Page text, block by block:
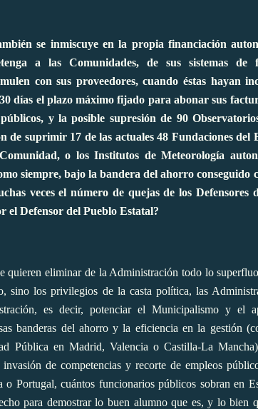
se inmiscuye en la propia financiación
a las Comunidades, de sus sistemas de
con sus proveedores, cuando éstas hayan
días el plazo máximo fijado para abonar sus
y la posible supresión de 90
de suprimir 17 de las actuales 48 Fundaciones del
o los Institutos de Meteorología
siempre, bajo la bandera del ahorro conseguido
veces el número de quejas de los Defensores
el Defensor del Pueblo Estatal?
quieren eliminar de la Administración todo lo
sino los privilegios de la casta política, las
es decir, potenciar el Municipalismo y el
banderas del ahorro y la eficiencia en la gestión
Pública en Madrid, Valencia o Castilla-La
de competencias y recorte de empleos
o Portugal, cuántos funcionarios públicos sobran en
para demostrar lo buen alumno que es, y lo bien